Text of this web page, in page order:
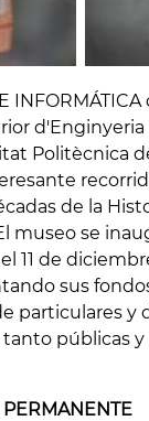
INFORMÁTICA
Politècnica
de la
museo se
11 de
sus
particulares y
públicas y